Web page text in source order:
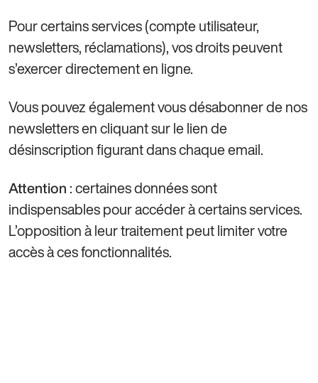
Pour certains services (compte utilisateur,
newsletters, réclamations), vos droits peuvent
s’exercer directement en ligne.
Vous pouvez également vous désabonner de nos
newsletters en cliquant sur le lien de
désinscription figurant dans chaque email.
Attention : certaines données sont
indispensables pour accéder à certains services.
L’opposition à leur traitement peut limiter votre
accès à ces fonctionnalités.